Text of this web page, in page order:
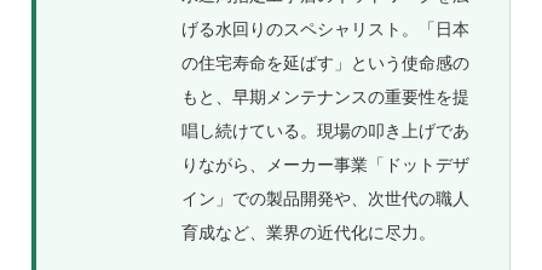
げる水回りのスペシャリスト。「日本
の住宅寿命を延ばす」という使命感の
もと、早期メンテナンスの重要性を提
唱し続けている。現場の叩き上げであ
りながら、メーカー事業「ドットデザ
イン」での製品開発や、次世代の職人
育成など、業界の近代化に尽力。